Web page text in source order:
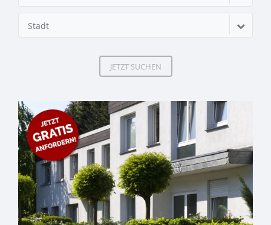
Stadt
JETZT SUCHEN